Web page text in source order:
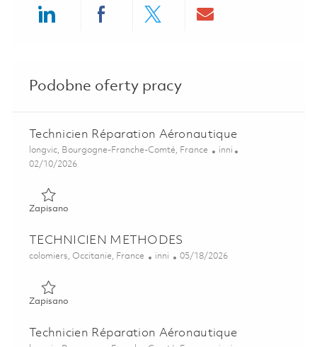
Podobne oferty pracy
Technicien Réparation Aéronautique
Lokalizacja
longvic, Bourgogne-Franche-Comté, France Kategoria
inni
Posted Date
02/10/2026
ZapisanoZapisano Technicien Réparation Aéronautique 01795043
TECHNICIEN METHODES
Lokalizacja
colomiers, Occitanie, France Kategoria
inni Posted Date
05/18/2026
ZapisanoZapisano TECHNICIEN METHODES 01824961
Technicien Réparation Aéronautique